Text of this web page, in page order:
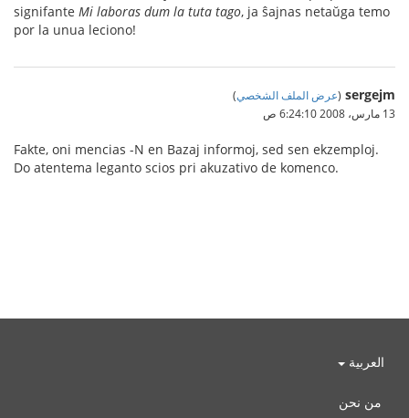
signifante Mi laboras dum la tuta tago, ja ŝajnas netaŭga temo
por la unua leciono!
sergejm
(عرض الملف الشخصي)
13 مارس، 2008 6:24:10 ص
Fakte, oni mencias -N en Bazaj informoj, sed sen ekzemploj.
Do atentema leganto scios pri akuzativo de komenco.
العربية
من نحن